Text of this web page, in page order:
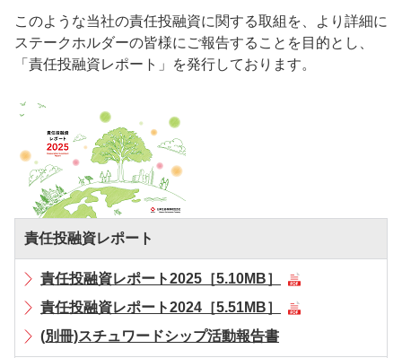
このような当社の責任投融資に関する取組を、より詳細に
ステークホルダーの皆様にご報告することを目的とし、
「責任投融資レポート」を発行しております。
責任投融資レポート
責任投融資レポート2025［5.10MB］
責任投融資レポート2024［5.51MB］
(別冊)スチュワードシップ活動報告書